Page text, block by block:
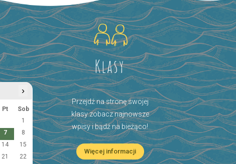
›
Pt
Sob
1
7
8
14
15
21
22
Klasy
Przejdź na stronę swojej
klasy zobacz najnowsze
wpisy i bądź na bieżąco!
Więcej informacji